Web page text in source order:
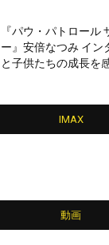
『パウ・パトロール
ー』安倍なつみ イン
と子供たちの成長を
IMAX
動画